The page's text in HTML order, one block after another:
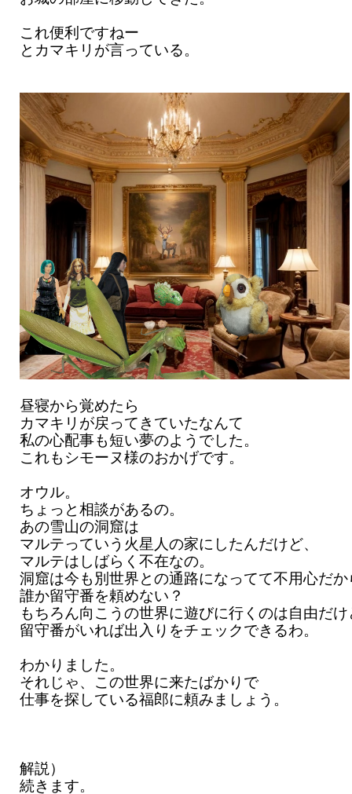
これ便利ですねー
とカマキリが言っている。
昼寝から覚めたら
カマキリが戻ってきていたなんて
私の心配事も短い夢のようでした。
これもシモーヌ様のおかげです。
オウル。
ちょっと相談があるの。
あの雪山の洞窟は
マルテっていう火星人の家にしたんだけど、
マルテはしばらく不在なの。
洞窟は今も別世界との通路になってて不用心だか
誰か留守番を頼めない？
もちろん向こうの世界に遊びに行くのは自由だけ
留守番がいれば出入りをチェックできるわ。
わかりました。
それじゃ、この世界に来たばかりで
仕事を探している福郎に頼みましょう。
解説）
続きます。